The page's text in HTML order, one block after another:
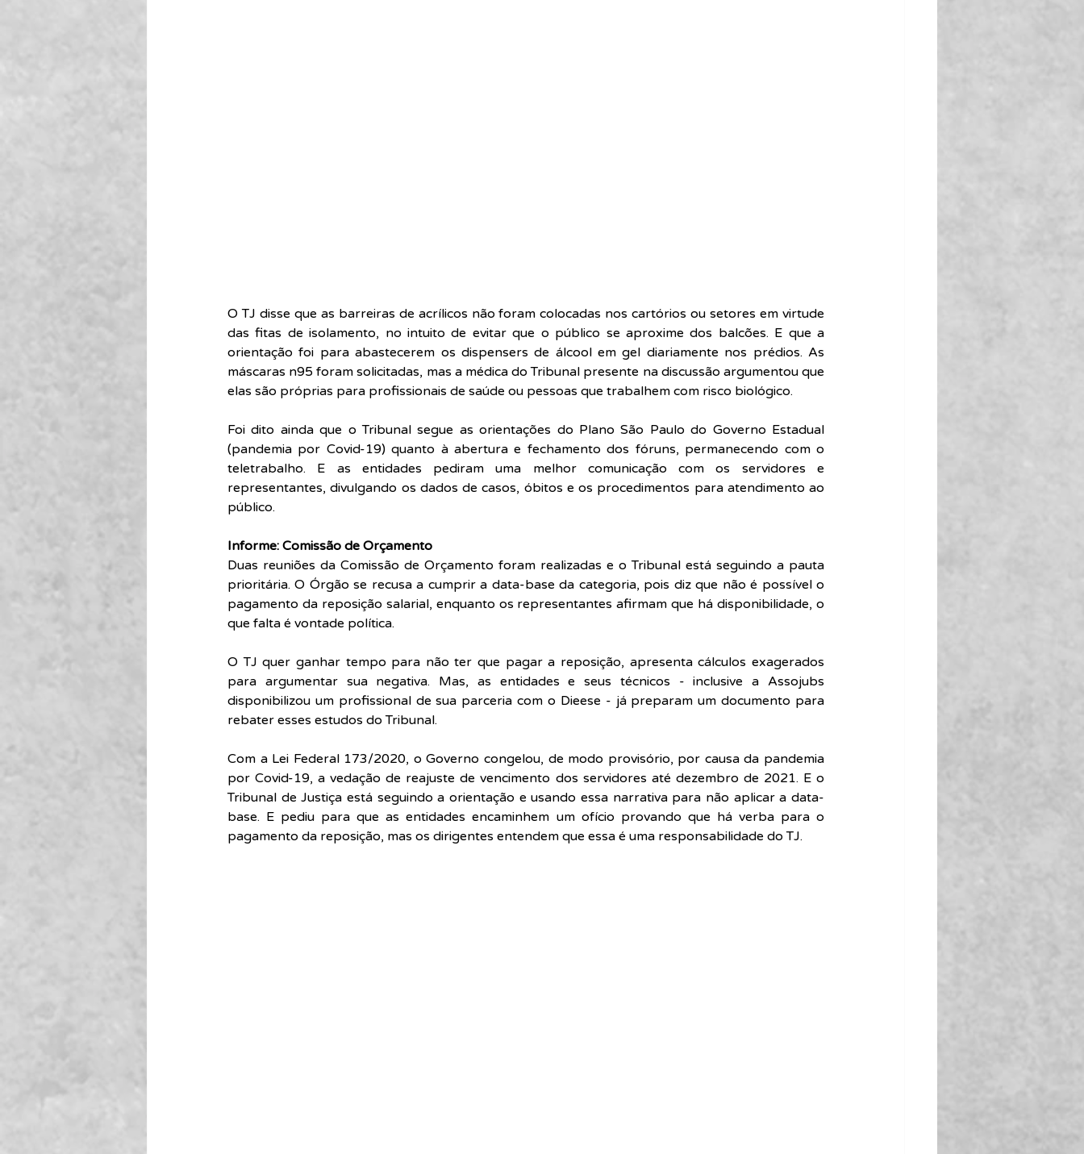
O TJ disse que as barreiras de acrílicos não foram colocadas nos cartórios ou setores em virtude
das fitas de isolamento, no intuito de evitar que o público se aproxime dos balcões. E que a
orientação foi para abastecerem os dispensers de álcool em gel diariamente nos prédios. As
máscaras n95 foram solicitadas, mas a médica do Tribunal presente na discussão argumentou que
elas são próprias para profissionais de saúde ou pessoas que trabalhem com risco biológico.
Foi dito ainda que o Tribunal segue as orientações do Plano São Paulo do Governo Estadual
(pandemia por Covid-19) quanto à abertura e fechamento dos fóruns, permanecendo com o
teletrabalho. E as entidades pediram uma melhor comunicação com os servidores e
representantes, divulgando os dados de casos, óbitos e os procedimentos para atendimento ao
público.
Informe: Comissão de Orçamento
Duas reuniões da Comissão de Orçamento foram realizadas e o Tribunal está seguindo a pauta
prioritária. O Órgão se recusa a cumprir a data-base da categoria, pois diz que não é possível o
pagamento da reposição salarial, enquanto os representantes afirmam que há disponibilidade, o
que falta é vontade política.
O TJ quer ganhar tempo para não ter que pagar a reposição, apresenta cálculos exagerados
para argumentar sua negativa. Mas, as entidades e seus técnicos - inclusive a Assojubs
disponibilizou um profissional de sua parceria com o Dieese - já preparam um documento para
rebater esses estudos do Tribunal.
Com a Lei Federal 173/2020, o Governo congelou, de modo provisório, por causa da pandemia
por Covid-19, a vedação de reajuste de vencimento dos servidores até dezembro de 2021. E o
Tribunal de Justiça está seguindo a orientação e usando essa narrativa para não aplicar a data-
base. E pediu para que as entidades encaminhem um ofício provando que há verba para o
pagamento da reposição, mas os dirigentes entendem que essa é uma responsabilidade do TJ.